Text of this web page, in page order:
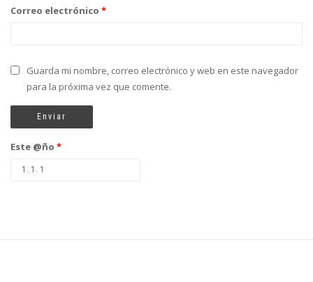
Correo electrónico *
Guarda mi nombre, correo electrónico y web en este navegador
para la próxima vez que comente.
Este @ño *